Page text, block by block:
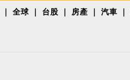
全球 台股 房產 汽車